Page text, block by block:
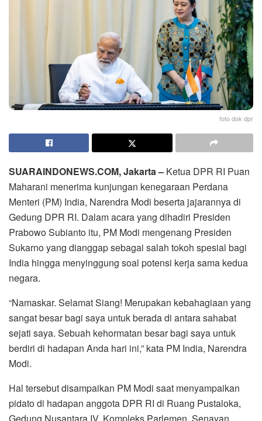
foto dok dpr
SUARAINDONEWS.COM, Jakarta – Ketua DPR RI Puan
Maharani menerima kunjungan kenegaraan Perdana
Menteri (PM) India, Narendra Modi beserta jajarannya di
Gedung DPR RI. Dalam acara yang dihadiri Presiden
Prabowo Subianto itu, PM Modi mengenang Presiden
Sukarno yang dianggap sebagai salah tokoh spesial bagi
India hingga menyinggung soal potensi kerja sama kedua
negara.
“Namaskar. Selamat Siang! Merupakan kebahagiaan yang
sangat besar bagi saya untuk berada di antara sahabat
sejati saya. Sebuah kehormatan besar bagi saya untuk
berdiri di hadapan Anda hari ini,” kata PM India, Narendra
Modi.
Hal tersebut disampaikan PM Modi saat menyampaikan
pidato di hadapan anggota DPR RI di Ruang Pustaloka,
Gedung Nusantara IV, Kompleks Parlemen, Senayan,